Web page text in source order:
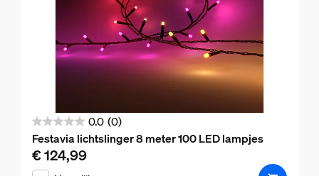
0.0 (0)
0.0
van
de
Festavia lichtslinger 8 meter 100 LED lampjes
De huidige prijs is € 124,99
€ 124,99